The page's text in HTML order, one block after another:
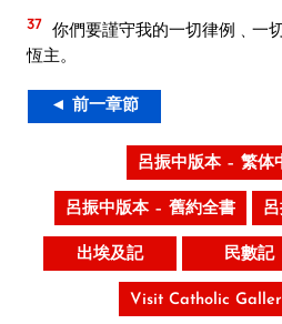
37 你們要謹守我的一切律例﹑一
恆主。
◄ 前一章節
呂振中版本 – 繁体
呂振中版本 – 舊約全書
出埃及記 民數記
Visit Catholic